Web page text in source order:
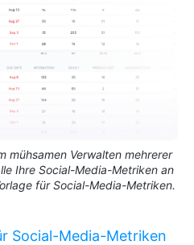
mühsamen Verwalten mehrerer
Ihre Social-Media-Metriken an
für Social-Media-Metriken.
Social-Media-Metriken